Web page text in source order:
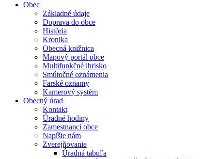
Obec
Základné údaje
Doprava do obce
História
Kronika
Obecná knižnica
Mapový portál obce
Multifunkčné ihrisko
Smútočné oznámenia
Farské oznamy
Kamerový systém
Obecný úrad
Kontakt
Úradné hodiny
Zamestnanci obce
Napíšte nám
Zverejňovanie
Úradná tabuľa